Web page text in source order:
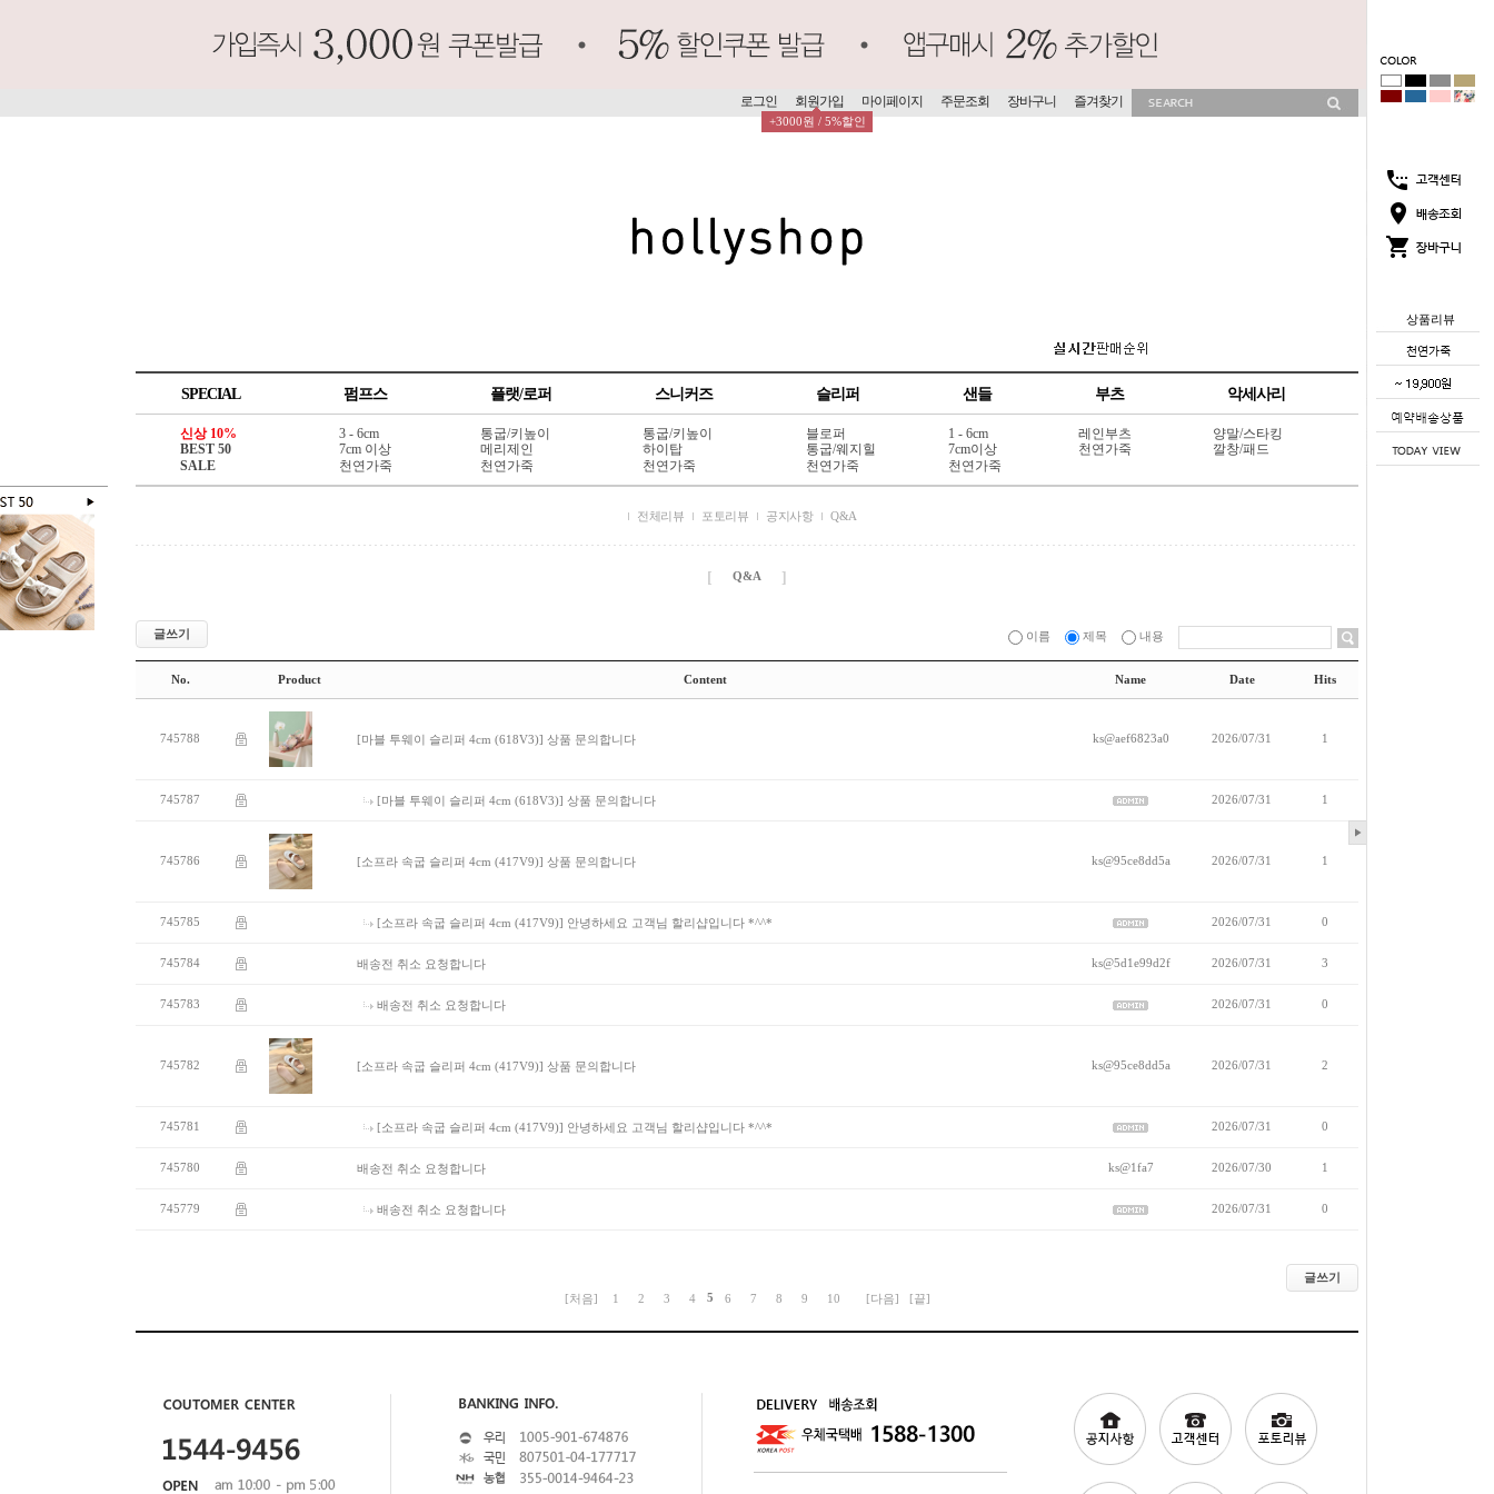
상품리뷰
로그인 회원가입
+3000원 / 5%할인
마이페이지 주문조회 장바구니 즐겨찾기
SPECIAL 펌프스 플랫/로퍼 스니커즈 슬리퍼 샌들 부츠 악세사리
신상 10%
BEST 50
SALE
3 - 6cm
7cm 이상
천연가죽
통굽/키높이
메리제인
천연가죽
통굽/키높이
하이탑
천연가죽
블로퍼
통굽/웨지힐
천연가죽
1 - 6cm
7cm이상
천연가죽
레인부츠
천연가죽
양말/스타킹
깔창/패드
전체리뷰 포토리뷰 공지사항 Q&A
[ Q&A ]
글쓰기 이름 제목 내용
No. Product Content Name Date Hits
745788 [마블 투웨이 슬리퍼 4cm (618V3)] 상품 문의합니다 ks@aef6823a0 2026/07/31 1
745787 [마블 투웨이 슬리퍼 4cm (618V3)] 상품 문의합니다 2026/07/31 1
745786 [소프라 속굽 슬리퍼 4cm (417V9)] 상품 문의합니다 ks@95ce8dd5a 2026/07/31 1
745785 [소프라 속굽 슬리퍼 4cm (417V9)] 안녕하세요 고객님 할리샵입니다 *^^* 2026/07/31 0
745784 배송전 취소 요청합니다 ks@5d1e99d2f 2026/07/31 3
745783 배송전 취소 요청합니다 2026/07/31 0
745782 [소프라 속굽 슬리퍼 4cm (417V9)] 상품 문의합니다 ks@95ce8dd5a 2026/07/31 2
745781 [소프라 속굽 슬리퍼 4cm (417V9)] 안녕하세요 고객님 할리샵입니다 *^^* 2026/07/31 0
745780 배송전 취소 요청합니다 ks@1fa7 2026/07/30 1
745779 배송전 취소 요청합니다 2026/07/31 0
글쓰기
[처음]
1 2 3 4 5 6 7 8 9 10 [다음] [끝]